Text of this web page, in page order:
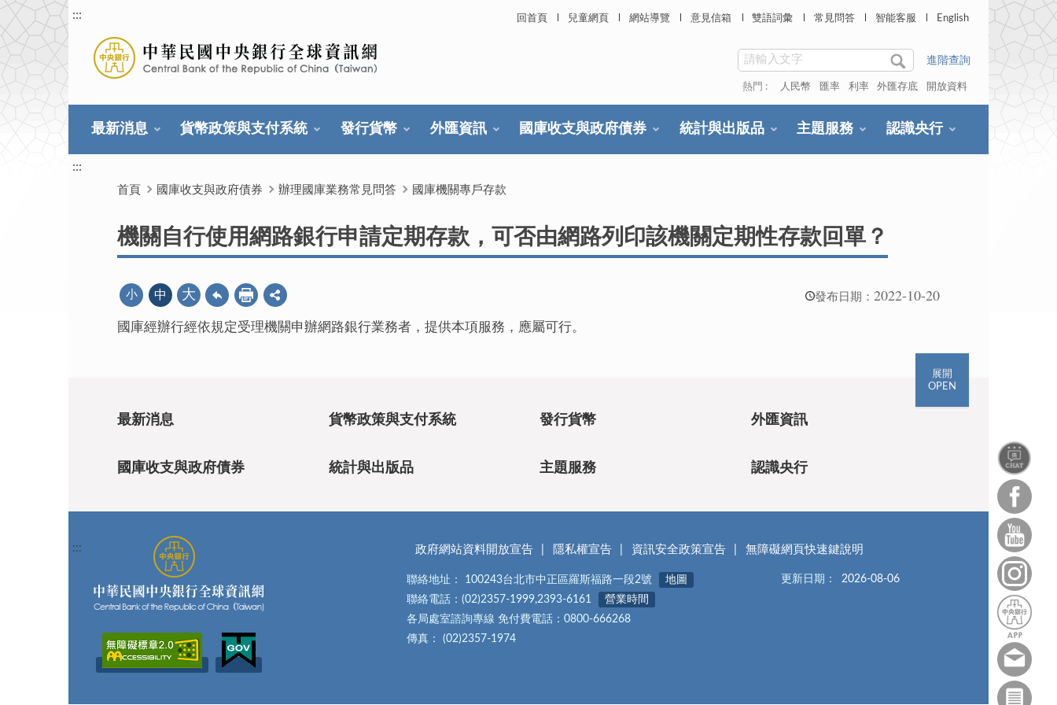
回首頁 兒童網頁 網站導覽 意見信箱 雙語詞彙 常見問答 智能客服 English
:::
進階查詢
熱門 : 人民幣 匯率 利率 外匯存底 開放資料
最新消息 貨幣政策與支付系統 發行貨幣 外匯資訊 國庫收支與政府債券 統計與出版品 主題服務 認識央行
:::
首頁 國庫收支與政府債券 辦理國庫業務常見問答 國庫機關專戶存款
機關自行使用網路銀行申請定期存款，可否由網路列印該機關定期性存款回單？
發布日期： 2022-10-20
小 中 大
國庫經辦行經依規定受理機關申辦網路銀行業務者，提供本項服務，應屬可行。
展開
OPEN
最新消息 貨幣政策與支付系統 發行貨幣 外匯資訊
國庫收支與政府債券 統計與出版品 主題服務 認識央行
::: 政府網站資料開放宣告 隱私權宣告 資訊安全政策宣告 無障礙網頁快速鍵說明
聯絡地址： 100243台北市中正區羅斯福路一段2號
地圖
聯絡電話：(02)2357-1999,2393-6161
營業時間
各局處室諮詢專線 免付費電話：0800-666268
傳真： (02)2357-1974
更新日期： 2026-08-06